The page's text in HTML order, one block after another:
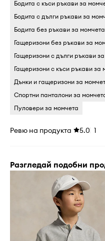
Бодита c къси ръкави за
Бодита c дълги ръкави за
Бодита без ръкави за момчета
Гащеризони без ръкави за
Гащеризони c дълги ръкави
Гащеризони c къси ръкави за
Дънки и гащеризони за
Спортни панталони за
Пуловери за момчета
Ревю на продукта 5.0 1
Разгледай подобни